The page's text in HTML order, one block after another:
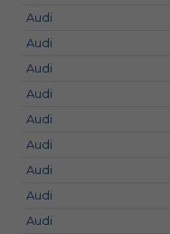
Audi
Audi
Audi
Audi
Audi
Audi
Audi
Audi
Audi